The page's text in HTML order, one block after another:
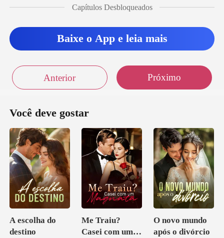
estás te
Capítulos Desbloqueados
Baixe o App e leia mais
Anterior Próximo
Você deve gostar
A escolha do
destino
Me Traiu?
Casei com um
O novo mundo
após o divórcio